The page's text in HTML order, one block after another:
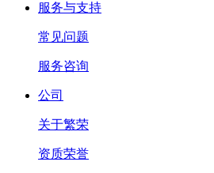
服务与支持
常见问题
服务咨询
公司
关于繁荣
资质荣誉